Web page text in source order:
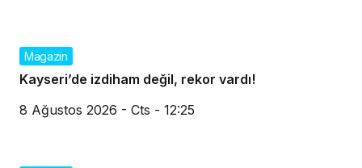
Magazin
Kayseri’de izdiham değil, rekor vardı!
8 Ağustos 2026 - Cts - 12:25